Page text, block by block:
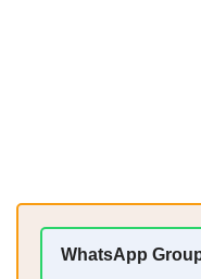
WhatsApp